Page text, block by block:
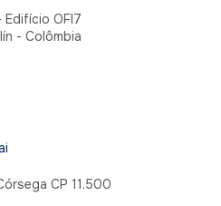
Edifício OFI7
- Colômbia
CP 11.500